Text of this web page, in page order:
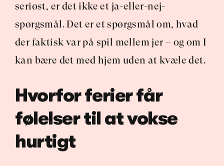
seriøst, er det ikke et ja-eller-nej-
spørgsmål. Det er et spørgsmål om, hvad
der faktisk var på spil mellem jer – og om I
kan bære det med hjem uden at kvæle det.
Hvorfor ferier får
følelser til at vokse
hurtigt